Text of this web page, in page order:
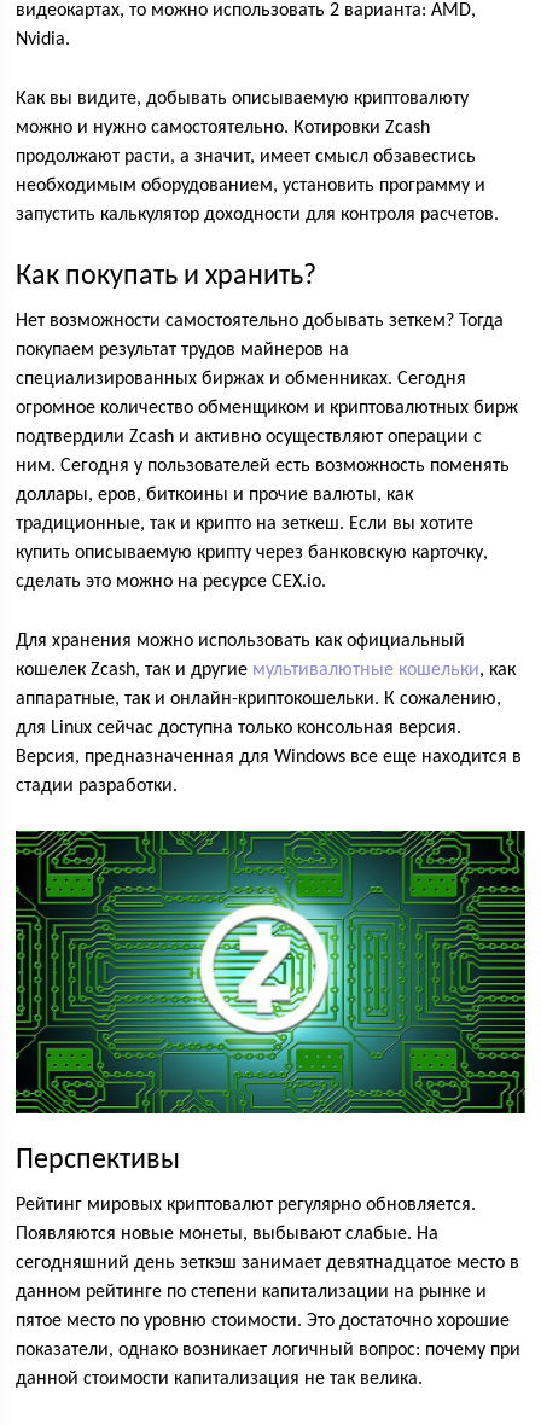
видеокартах, то можно использовать 2 варианта: AMD,
Nvidia.
Как вы видите, добывать описываемую криптовалюту
можно и нужно самостоятельно. Котировки Zcash
продолжают расти, а значит, имеет смысл обзавестись
необходимым оборудованием, установить программу и
запустить калькулятор доходности для контроля расчетов.
Как покупать и хранить?
Нет возможности самостоятельно добывать зеткем? Тогда
покупаем результат трудов майнеров на
специализированных биржах и обменниках. Сегодня
огромное количество обменщиком и криптовалютных бирж
подтвердили Zcash и активно осуществляют операции с
ним. Сегодня у пользователей есть возможность поменять
доллары, еров, биткоины и прочие валюты, как
традиционные, так и крипто на зеткеш. Если вы хотите
купить описываемую крипту через банковскую карточку,
сделать это можно на ресурсе CEX.iо.
Для хранения можно использовать как официальный
кошелек Zcash, так и другие мультивалютные кошельки, как
аппаратные, так и онлайн-криптокошельки. К сожалению,
для Linux сейчас доступна только консольная версия.
Версия, предназначенная для Windows все еще находится в
стадии разработки.
Перспективы
Рейтинг мировых криптовалют регулярно обновляется.
Появляются новые монеты, выбывают слабые. На
сегодняшний день зеткэш занимает девятнадцатое место в
данном рейтинге по степени капитализации на рынке и
пятое место по уровню стоимости. Это достаточно хорошие
показатели, однако возникает логичный вопрос: почему при
данной стоимости капитализация не так велика.